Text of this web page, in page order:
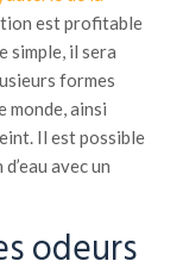
est profitable
simple, il sera
formes
monde, ainsi
Il est possible
avec un
odeurs